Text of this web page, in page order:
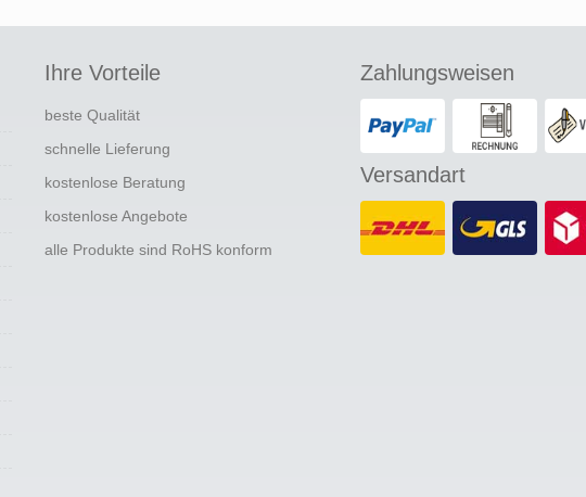
Ihre Vorteile
beste Qualität
schnelle Lieferung
kostenlose Beratung
kostenlose Angebote
alle Produkte sind RoHS konform
Zahlungsweisen
Versandart